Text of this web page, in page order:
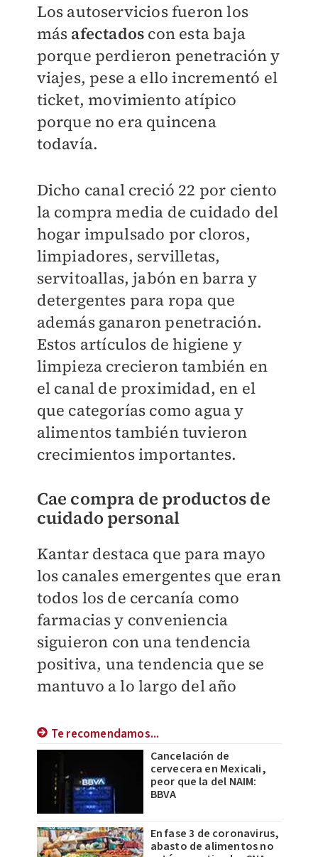
Los autoservicios fueron los
más afectados con esta baja
porque perdieron penetración y
viajes, pese a ello incrementó el
ticket, movimiento atípico
porque no era quincena
todavía.
Dicho canal creció 22 por ciento
la compra media de cuidado del
hogar impulsado por cloros,
limpiadores, servilletas,
servitoallas, jabón en barra y
detergentes para ropa que
además ganaron penetración.
Estos artículos de higiene y
limpieza crecieron también en
el canal de proximidad, en el
que categorías como agua y
alimentos también tuvieron
crecimientos importantes.
Cae compra de productos de
cuidado personal
Kantar destaca que para mayo
los canales emergentes que eran
todos los de cercanía como
farmacias y conveniencia
siguieron con una tendencia
positiva, una tendencia que se
mantuvo a lo largo del año
Te recomendamos...
Cancelación de
cervecera en Mexicali,
peor que la del NAIM:
BBVA
En fase 3 de coronavirus,
abasto de alimentos no